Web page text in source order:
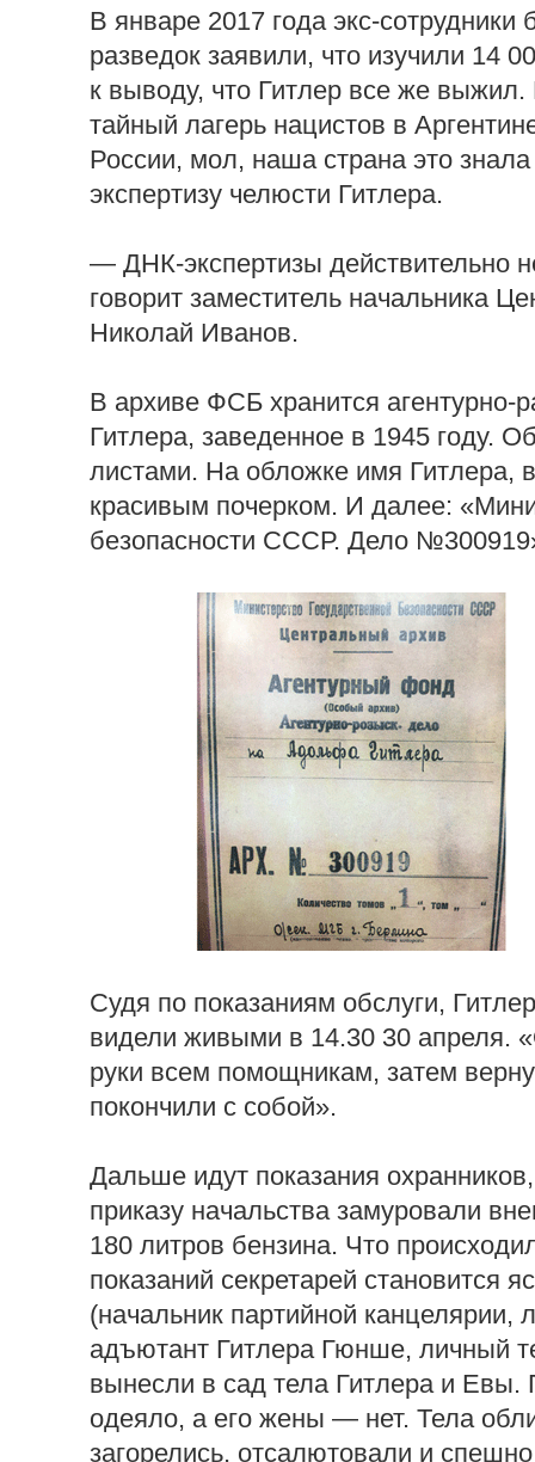
В январе 2017 года экс-сотрудники
разведок заявили, что изучили 14
к выводу, что Гитлер все же
тайный лагерь нацистов в
России, мол, наша страна это
экспертизу челюсти Гитлера.
— ДНК-экспертизы действительно
говорит заместитель начальника
Николай Иванов.
В архиве ФСБ хранится
Гитлера, заведенное в 1945 году.
листами. На обложке имя Гитлера,
красивым почерком. И далее:
безопасности СССР. Дело
Судя по показаниям обслуги,
видели живыми в 14.30 30 апреля.
руки всем помощникам, затем
покончили с собой».
Дальше идут показания
приказу начальства замуровали
180 литров бензина. Что
показаний секретарей становится
(начальник партийной
адъютант Гитлера Гюнше, личный
вынесли в сад тела Гитлера и
одеяло, а его жены — нет. Тела
загорелись, отсалютовали и